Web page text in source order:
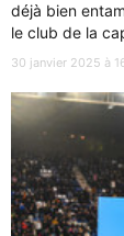
déjà bien
le club de la
30 janvier 2025 à